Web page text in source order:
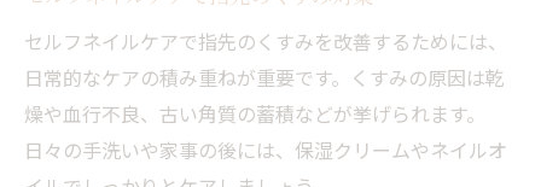
セルフネイルケアで指先のくすみを改善するためには、
日常的なケアの積み重ねが重要です。くすみの原因は乾
燥や血行不良、古い角質の蓄積などが挙げられます。
日々の手洗いや家事の後には、保湿クリームやネイルオ